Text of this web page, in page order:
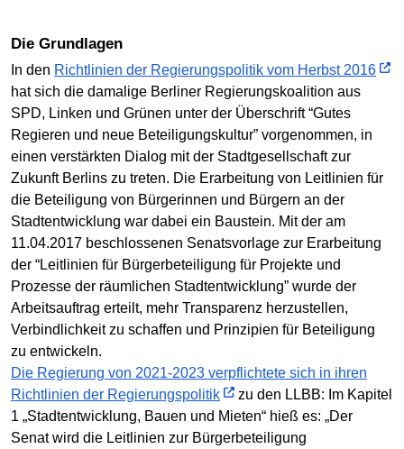
Die Grundlagen
In den Richtlinien der Regierungspolitik vom Herbst 2016
hat sich die damalige Berliner Regierungskoalition aus
SPD, Linken und Grünen unter der Überschrift “Gutes
Regieren und neue Beteiligungskultur” vorgenommen, in
einen verstärkten Dialog mit der Stadtgesellschaft zur
Zukunft Berlins zu treten. Die Erarbeitung von Leitlinien für
die Beteiligung von Bürgerinnen und Bürgern an der
Stadtentwicklung war dabei ein Baustein. Mit der am
11.04.2017 beschlossenen Senatsvorlage zur Erarbeitung
der “Leitlinien für Bürgerbeteiligung für Projekte und
Prozesse der räumlichen Stadtentwicklung” wurde der
Arbeitsauftrag erteilt, mehr Transparenz herzustellen,
Verbindlichkeit zu schaffen und Prinzipien für Beteiligung
zu entwickeln.
Die Regierung von 2021-2023 verpflichtete sich in ihren
Richtlinien der Regierungspolitik
zu den LLBB: Im Kapitel
1 „Stadtentwicklung, Bauen und Mieten“ hieß es: „Der
Senat wird die Leitlinien zur Bürgerbeteiligung